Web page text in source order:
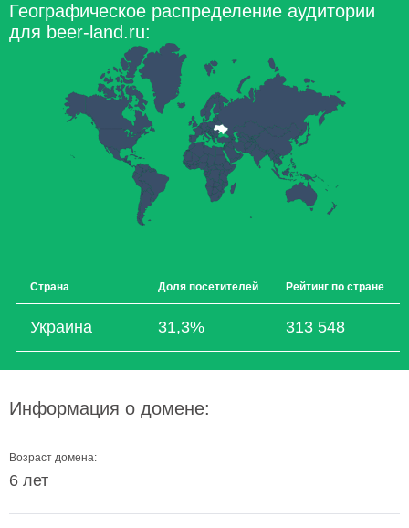
Географическое распределение аудитории
для beer-land.ru:
Страна Доля посетителей Рейтинг по стране
Украина 31,3% 313 548
Информация о домене:
Возраст домена:
6 лет